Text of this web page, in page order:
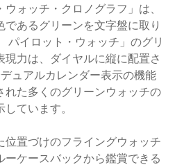
ォッチ・クロノグラフ」は、
あるグリーンを文字盤に取り
パイロット・ウォッチ」のグリ
力は、ダイヤルに縦に配置さ
ュアルカレンダー表示の機能
た多くのグリーンウォッチの
ています。
置づけのフライングウォッチ
ケースバックから鑑賞できる